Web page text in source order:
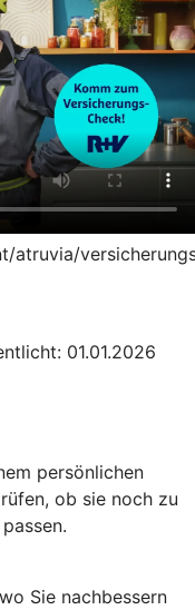
atruvia/
01.01.2026
persönlichen
ob sie noch zu
Sie nachbessern